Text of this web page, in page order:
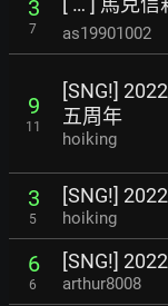
3
7 as19901002
9
11
[SNG!]
五周年
hoiking
3
5
[SNG!]
hoiking
6
6
[SNG!]
arthur8008